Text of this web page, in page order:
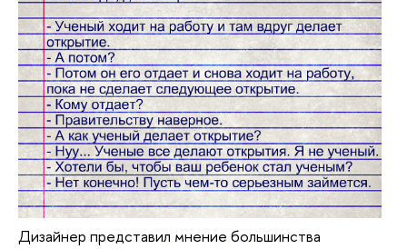
Дизайнер представил мнение большинства